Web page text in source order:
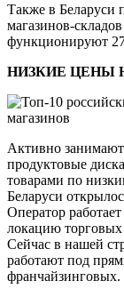
Также в Беларуси
магазинов-
функционируют
НИЗКИЕ ЦЕНЫ
Активно
продуктовые
товарами по
Беларуси
Оператор
локацию торговых
Сейчас в нашей
работают под
франчайзинговых.